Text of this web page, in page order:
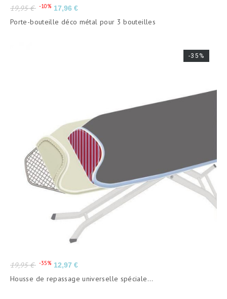
Prix
de
base
19,95 € -10% Prix
17,96 €
Porte-bouteille déco métal pour 3 bouteilles
-35%
Prix
de
base
19,95 € -35% Prix
12,97 €
Housse de repassage universelle spéciale...